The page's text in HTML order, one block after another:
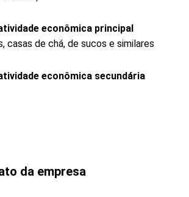
econômica principal
casas de chá, de sucos e similares
econômica secundária
da empresa